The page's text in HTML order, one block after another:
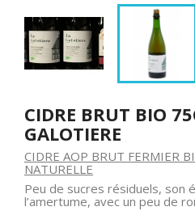
CIDRE BRUT BIO
GALOTIERE
CIDRE AOP BRUT FERMIER
NATURELLE
Peu de sucres résiduels, son
l’amertume, avec un peu de